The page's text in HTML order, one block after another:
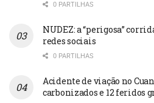
0 PARTILHAS
NUDEZ: a “perigosa”
redes sociais
0 PARTILHAS
Acidente de viação no
carbonizados e 12 feridos